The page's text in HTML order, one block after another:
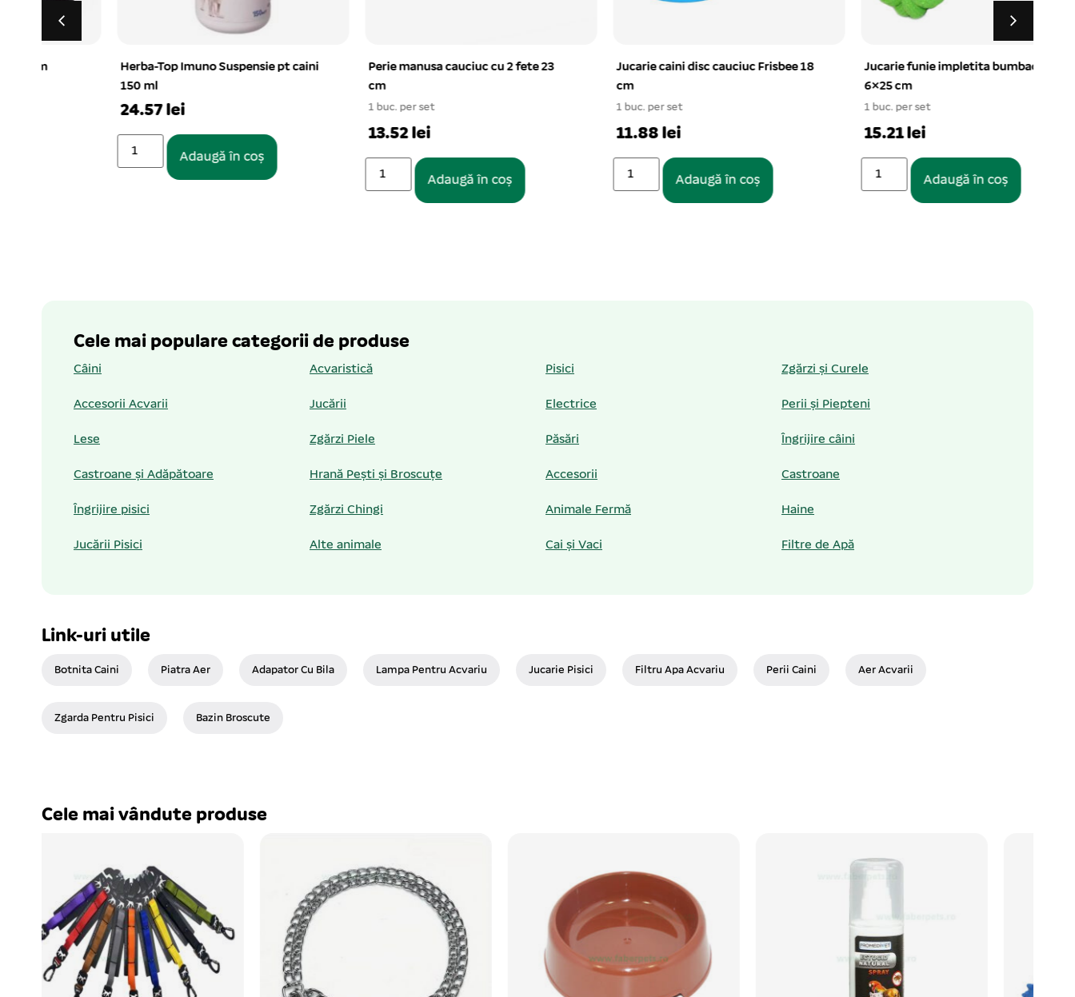
Herba-Top Imuno Suspensie pt caini
Adaugă în coș
Perie manusa cauciuc cu 2 fete 23
Adaugă în coș
Jucarie caini disc cauciuc Frisbee 18
Adaugă în coș
Jucarie funie impletita bumbac
Adaugă în coș
Cele mai populare categorii de produse
Câini Acvaristică Pisici Zgărzi și Curele
Accesorii Acvarii Jucării Electrice Perii și Piepteni
Lese Zgărzi Piele Păsări Îngrijire câini
Castroane și Adăpătoare Hrană Pești și Broscuțe Accesorii Castroane
Îngrijire pisici Zgărzi Chingi Animale Fermă Haine
Jucării Pisici Alte animale Cai și Vaci Filtre de Apă
Link-uri utile
Botnita Caini Piatra Aer Adapator Cu Bila Lampa Pentru Acvariu Jucarie Pisici Filtru Apa Acvariu Perii Caini Aer Acvarii
Zgarda Pentru Pisici Bazin Broscute
Cele mai vândute produse